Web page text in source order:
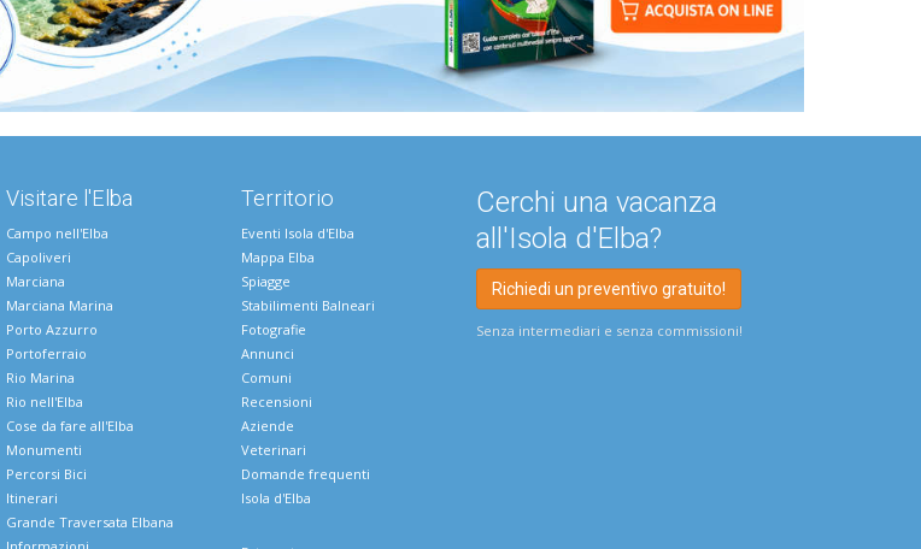
Visitare l'Elba
Campo nell'Elba
Capoliveri
Marciana
Marciana Marina
Porto Azzurro
Portoferraio
Rio Marina
Rio nell'Elba
Cose da fare all'Elba
Monumenti
Percorsi Bici
Itinerari
Grande Traversata Elbana
Territorio
Eventi Isola d'Elba
Mappa Elba
Spiagge
Stabilimenti Balneari
Fotografie
Annunci
Comuni
Recensioni
Aziende
Veterinari
Domande frequenti
Isola d'Elba
Cerchi una vacanza
all'Isola d'Elba?
Richiedi un preventivo gratuito!
Senza intermediari e senza commissioni!